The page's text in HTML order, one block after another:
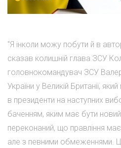
"Я інколи можу побути й в
сказав колишній глава ЗСУ
головнокомандувач ЗСУ
України у Великій Британії,
в президенти на наступних
баченням, яким має бути новий
переконаний, що правління
але з певними обмеженнями.